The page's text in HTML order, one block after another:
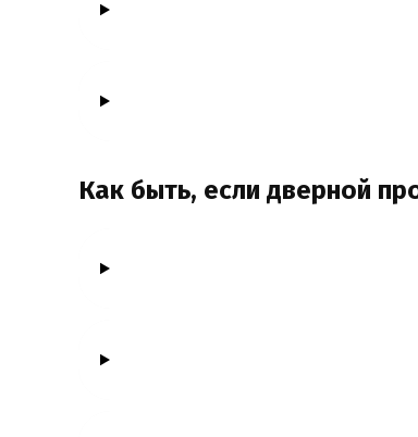
Как быть, если дверной